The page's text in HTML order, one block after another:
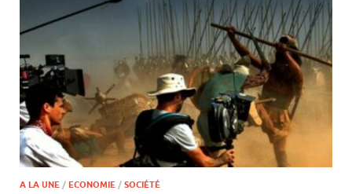
A LA UNE / ECONOMIE / SOCIÉTÉ